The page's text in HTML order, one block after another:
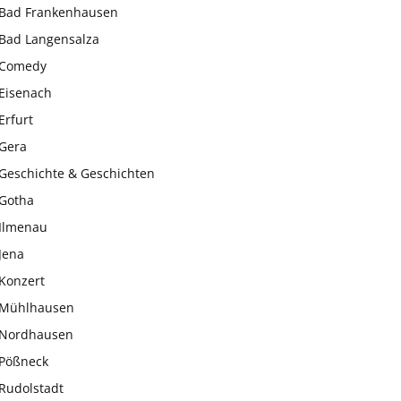
Frankenhausen
Langensalza
& Geschichten